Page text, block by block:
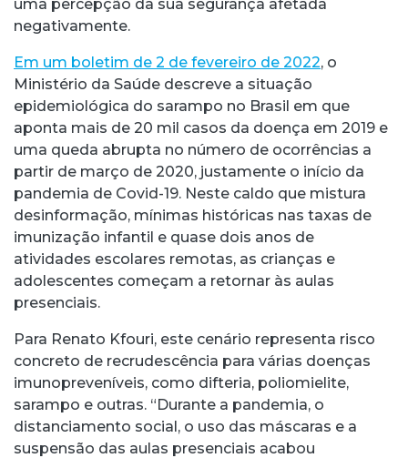
uma percepção da sua segurança afetada
negativamente.
Em um boletim de 2 de fevereiro de 2022, o
Ministério da Saúde descreve a situação
epidemiológica do sarampo no Brasil em que
aponta mais de 20 mil casos da doença em 2019 e
uma queda abrupta no número de ocorrências a
partir de março de 2020, justamente o início da
pandemia de Covid-19. Neste caldo que mistura
desinformação, mínimas históricas nas taxas de
imunização infantil e quase dois anos de
atividades escolares remotas, as crianças e
adolescentes começam a retornar às aulas
presenciais.
Para Renato Kfouri, este cenário representa risco
concreto de recrudescência para várias doenças
imunopreveníveis, como difteria, poliomielite,
sarampo e outras. “Durante a pandemia, o
distanciamento social, o uso das máscaras e a
suspensão das aulas presenciais acabou